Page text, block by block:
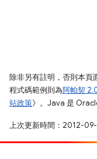
除非另有註明，否則本頁
程式碼範例則為阿帕契
站政策》。Java 是
上次更新時間：2012-09-